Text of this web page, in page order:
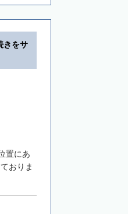
きをサ
置にあ
おりま